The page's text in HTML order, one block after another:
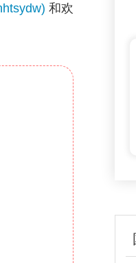
和欢